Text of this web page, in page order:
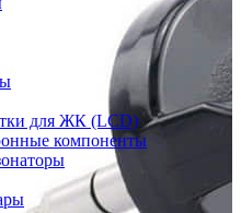
для ЖК (LCD)
компоненты